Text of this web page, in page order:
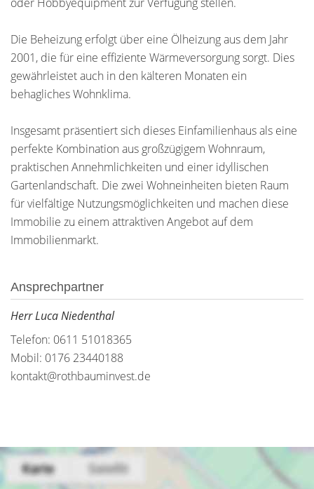
Die Beheizung erfolgt über eine Ölheizung aus dem Jahr
2001, die für eine effiziente Wärmeversorgung sorgt. Dies
gewährleistet auch in den kälteren Monaten ein
behagliches Wohnklima.
Insgesamt präsentiert sich dieses Einfamilienhaus als eine
perfekte Kombination aus großzügigem Wohnraum,
praktischen Annehmlichkeiten und einer idyllischen
Gartenlandschaft. Die zwei Wohneinheiten bieten Raum
für vielfältige Nutzungsmöglichkeiten und machen diese
Immobilie zu einem attraktiven Angebot auf dem
Immobilienmarkt.
Ansprechpartner
Herr Luca Niedenthal
Telefon: 0611 51018365
Mobil: 0176 23440188
kontakt@rothbauminvest.de